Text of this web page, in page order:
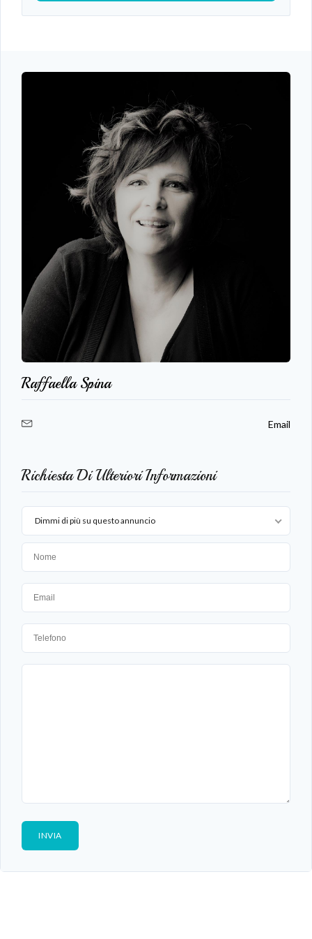
Raffaella Spina
Email
Richiesta Di Ulteriori Informazioni
Dimmi di più su questo annuncio
Log In
Non hai un account?Sign Up
Nome utente
Password
Hai perso la password?